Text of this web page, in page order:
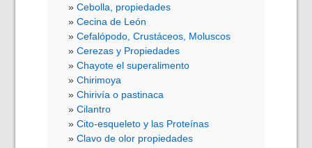
Cebolla, propiedades
Cecina de León
Cefalópodo, Crustáceos, Moluscos
Cerezas y Propiedades
Chayote el superalimento
Chirimoya
Chirivía o pastinaca
Cilantro
Cito-esqueleto y las Proteínas
Clavo de olor propiedades